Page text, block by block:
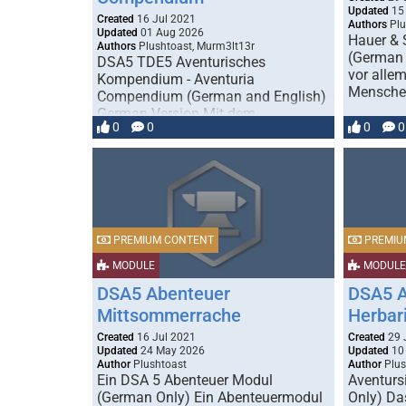
Created 16 Jul 2021
Updated 01 Aug 2026
Authors Plushtoast, Murm3lt13r
DSA5 TDE5 Aventurisches
Kompendium - Aventuria
Compendium (German and English)
German Version Mit dem
Aventurischen Kompendium erhältst
du zahlreiche neue …
0 0
Updated
Authors
Hauer &
vor
0 0
MODULE
PREMIUM CONTENT
DSA5 Abenteuer
Mittsommerrache
Created 16 Jul 2021
Updated 24 May 2026
Author Plushtoast
Ein DSA 5 Abenteuer Modul
(German Only) Ein Abenteuermodul
MODULE
DSA5
Created 29
Updated
Author
Only)